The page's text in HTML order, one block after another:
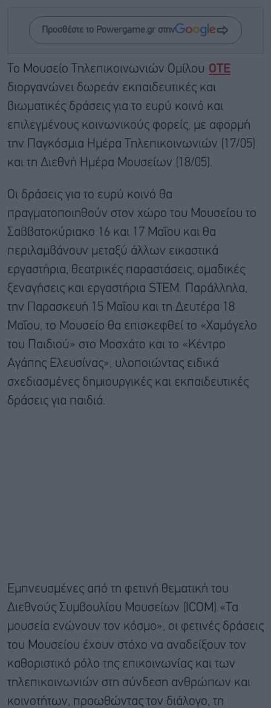
Προσθέστε το Powergame.gr στην
To Μουσείο Τηλεπικοινωνιών Ομίλου ΟΤΕ
διοργανώνει δωρεάν εκπαιδευτικές και
βιωματικές δράσεις για το ευρύ κοινό και
επιλεγμένους κοινωνικούς φορείς, με αφορμή
την Παγκόσμια Ημέρα Τηλεπικοινωνιών (17/05)
και τη Διεθνή Ημέρα Μουσείων (18/05).
Οι δράσεις για το ευρύ κοινό θα
πραγματοποιηθούν στον χώρο του Μουσείου το
Σαββατοκύριακο 16 και 17 Μαΐου και θα
περιλαμβάνουν μεταξύ άλλων εικαστικά
εργαστήρια, θεατρικές παραστάσεις, ομαδικές
ξεναγήσεις και εργαστήρια STEM. Παράλληλα,
την Παρασκευή 15 Μαΐου και τη Δευτέρα 18
Μαΐου, το Μουσείο θα επισκεφθεί το «Χαμόγελο
του Παιδιού» στο Μοσχάτο και το «Κέντρο
Αγάπης Ελευσίνας», υλοποιώντας ειδικά
σχεδιασμένες δημιουργικές και εκπαιδευτικές
δράσεις για παιδιά.
Εμπνευσμένες από τη φετινή θεματική του
Διεθνούς Συμβουλίου Μουσείων (ICOM) «Τα
μουσεία ενώνουν τον κόσμο», οι φετινές δράσεις
του Μουσείου έχουν στόχο να αναδείξουν τον
καθοριστικό ρόλο της επικοινωνίας και των
τηλεπικοινωνιών στη σύνδεση ανθρώπων και
κοινοτήτων, προωθώντας τον διάλογο, τη